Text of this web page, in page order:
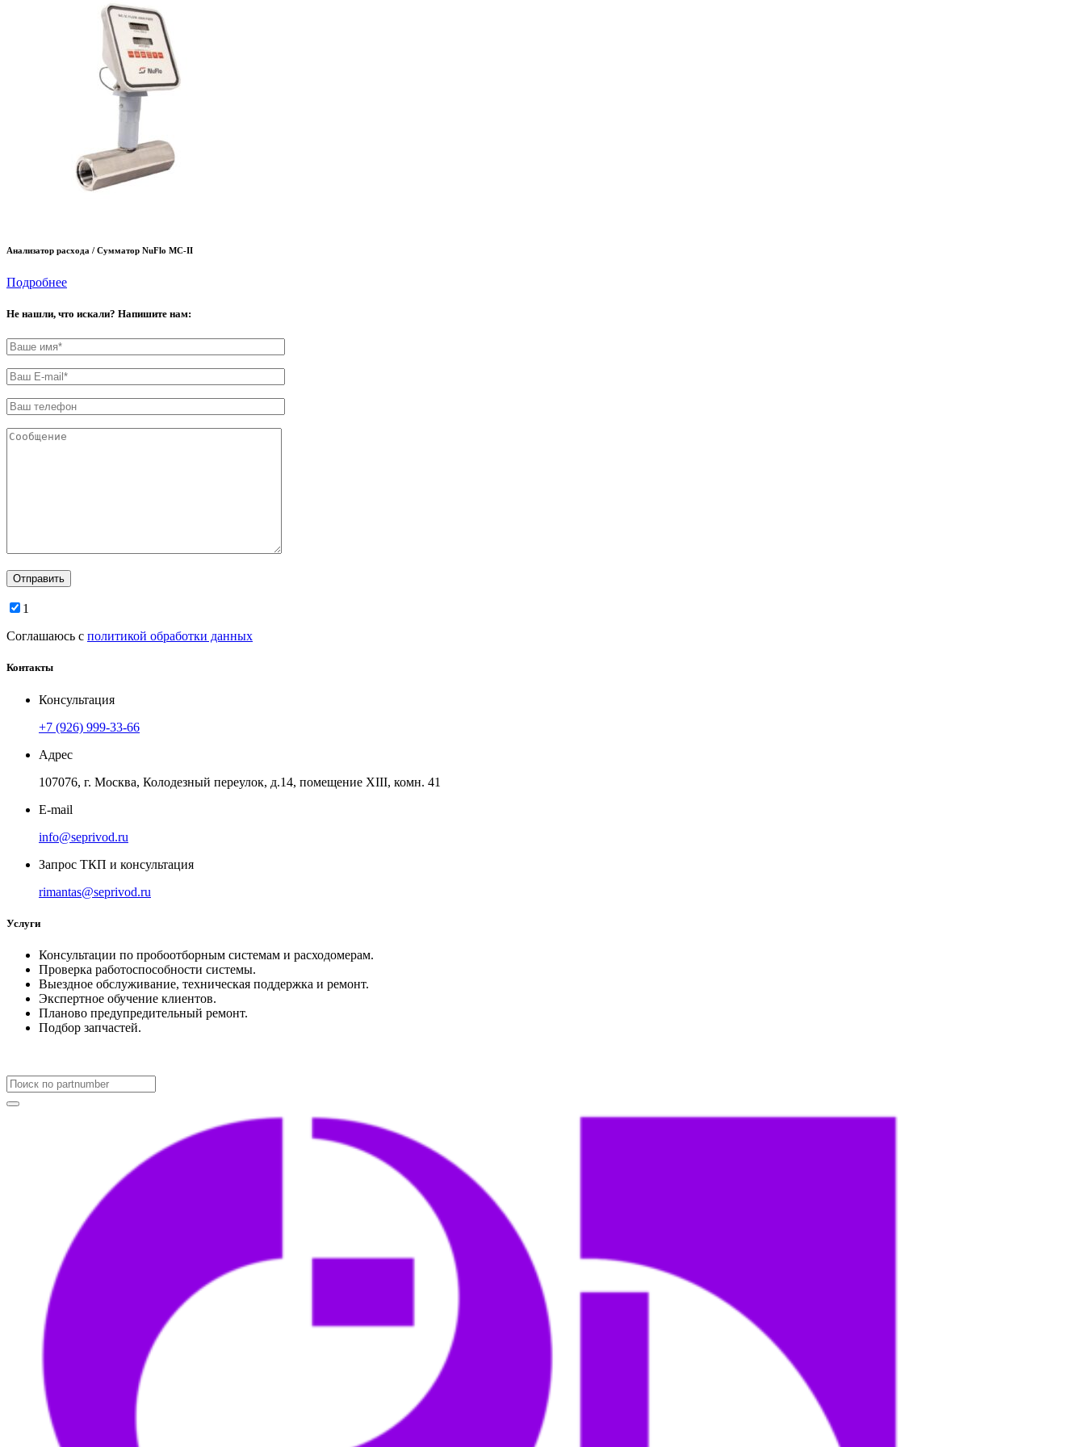
Анализатор расхода / Сумматор NuFlo MC-II
Подробнее
Не нашли, что искали? Напишите нам:
1
Соглашаюсь с политикой обработки данных
Контакты
Консультация
+7 (926) 999-33-66
Адрес
107076, г. Москва, Колодезный переулок, д.14, помещение ХIII, комн. 41
E-mail
info@seprivod.ru
Запрос ТКП и консультация
rimantas@seprivod.ru
Услуги
Консультации по пробоотборным системам и расходомерам.
Проверка работоспособности системы.
Выездное обслуживание, техническая поддержка и ремонт.
Экспертное обучение клиентов.
Планово предупредительный ремонт.
Подбор запчастей.